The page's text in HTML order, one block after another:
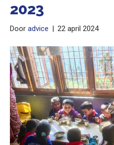
2023
Door advice | 22 april 2024